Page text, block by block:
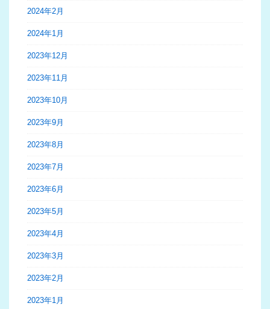
2024年2月
2024年1月
2023年12月
2023年11月
2023年10月
2023年9月
2023年8月
2023年7月
2023年6月
2023年5月
2023年4月
2023年3月
2023年2月
2023年1月